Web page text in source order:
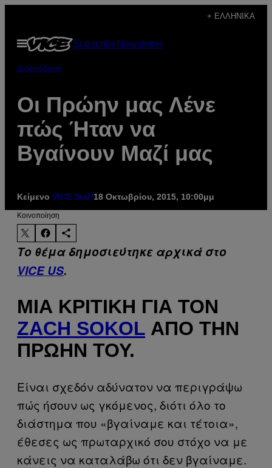
περιεχόμενο
+ ΕΛΛΗΝΙΚΆ
Ανοίξτε
το
SubscribeNewsletter
Διασκέδαση
Οι Πρώην μας Λένε
πώς Ήταν να
Βγαίνουν Μαζί μας
Κείμενο VICE Staff18 Οκτωβρίου, 2015, 10:00μμ
Kοινοποίηση
Το θέμα δημοσιεύτηκε αρχικά στο
VICE US.
ΜΙΑ ΚΡΙΤΙΚΉ ΓΙΑ ΤΟΝ
ZACH SOKOL ΑΠΌ ΤΗΝ
ΠΡΏΗΝ ΤΟΥ.
Είναι σχεδόν αδύνατον να περιγράψω
πώς ήσουν ως γκόμενος, διότι όλο το
διάστημα που «βγαίναμε και τέτοια»,
έθεσες ως πρωταρχικό σου στόχο να με
κάνεις να καταλάβω ότι δεν βγαίναμε.